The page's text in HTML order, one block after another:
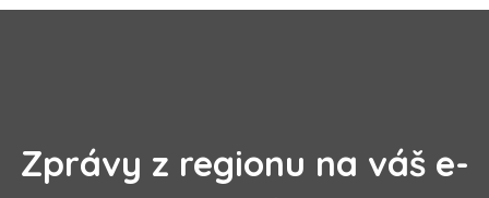
Zprávy z regionu na váš e-